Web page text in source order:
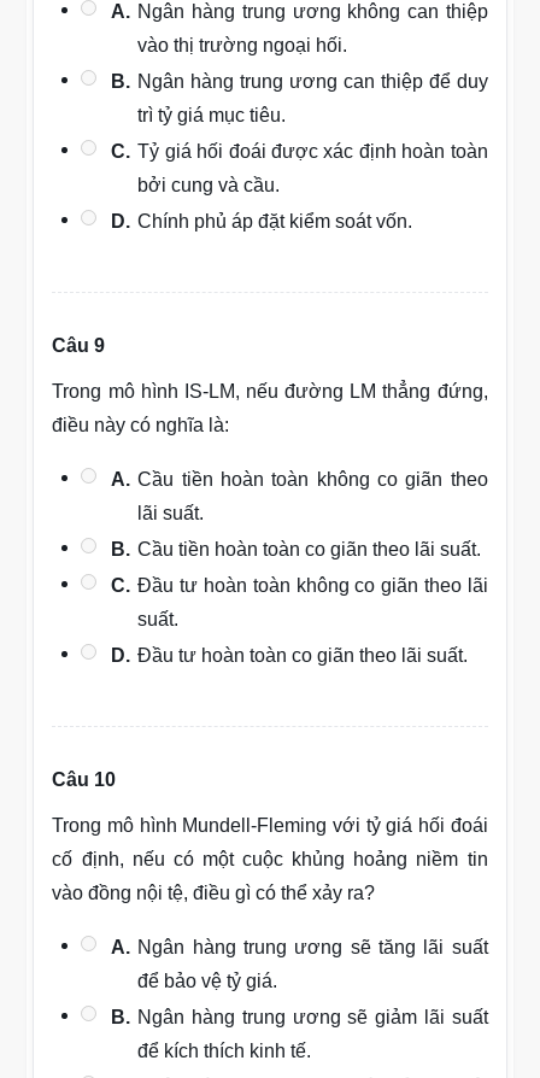
A. Ngân hàng trung ương không can thiệp
vào thị trường ngoại hối.
B. Ngân hàng trung ương can thiệp để duy
trì tỷ giá mục tiêu.
C. Tỷ giá hối đoái được xác định hoàn toàn
bởi cung và cầu.
D. Chính phủ áp đặt kiểm soát vốn.
Câu 9
Trong mô hình IS-LM, nếu đường LM thẳng đứng,
điều này có nghĩa là:
A. Cầu tiền hoàn toàn không co giãn theo
lãi suất.
B. Cầu tiền hoàn toàn co giãn theo lãi suất.
C. Đầu tư hoàn toàn không co giãn theo lãi
suất.
D. Đầu tư hoàn toàn co giãn theo lãi suất.
Câu 10
Trong mô hình Mundell-Fleming với tỷ giá hối đoái
cố định, nếu có một cuộc khủng hoảng niềm tin
vào đồng nội tệ, điều gì có thể xảy ra?
A. Ngân hàng trung ương sẽ tăng lãi suất
để bảo vệ tỷ giá.
B. Ngân hàng trung ương sẽ giảm lãi suất
để kích thích kinh tế.